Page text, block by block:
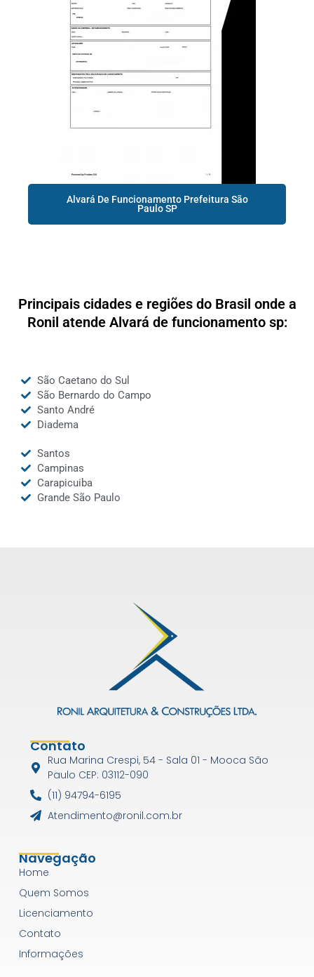
Alvará De Funcionamento Prefeitura São
Paulo SP
Principais cidades e regiões do Brasil onde a
Ronil atende Alvará de funcionamento sp:
São Caetano do Sul
São Bernardo do Campo
Santo André
Diadema
Santos
Campinas
Carapicuiba
Grande São Paulo
Navegação
Home
Quem Somos
Licenciamento
Contato
Informações
Contato
Rua Marina Crespi, 54 - Sala 01 - Mooca São
Paulo CEP: 03112-090
(11) 94794-6195
Atendimento@ronil.com.br